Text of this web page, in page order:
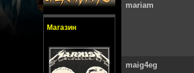
Магазин
mariam
maig4eg